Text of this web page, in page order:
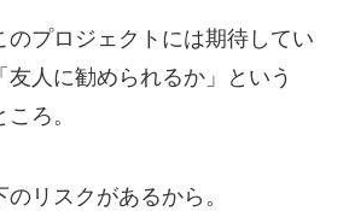
のプロジェクトには期待してい
友人に勧められるか」という
ろ。
リスクがあるから。